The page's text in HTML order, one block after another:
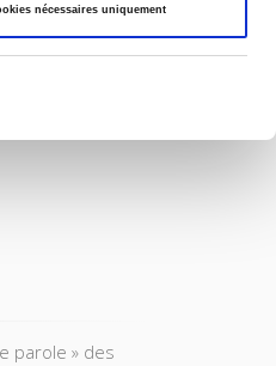
nécessaires uniquement
parole » des